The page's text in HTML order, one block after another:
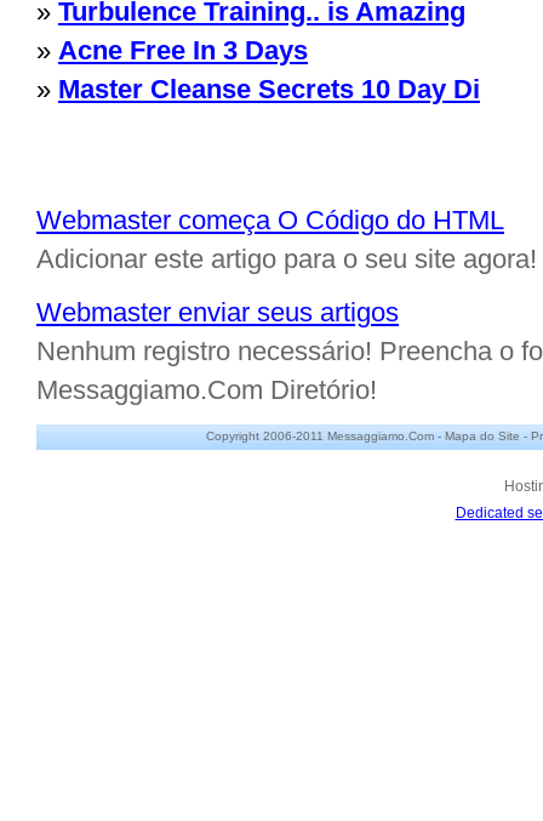
» Turbulence Training.. is Amazing
» Acne Free In 3 Days
» Master Cleanse Secrets 10 Day Di
Webmaster começa O Código do HTML
Adicionar este artigo para o seu site agora!
Webmaster enviar seus artigos
Nenhum registro necessário! Preencha o
Messaggiamo.Com Diretório!
Copyright 2006-2011 Messaggiamo.Com - Mapa do Site -
Dedicated